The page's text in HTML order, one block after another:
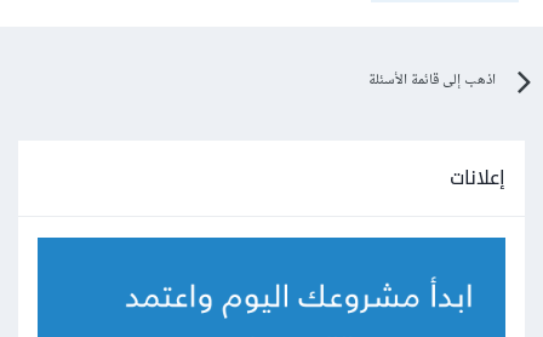
اذهب إلى قائمة الأسئلة
إعلانات